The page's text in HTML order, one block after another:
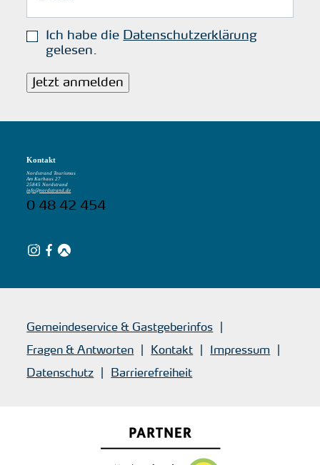
Ich habe die Datenschutzerklärung
gelesen.
Jetzt anmelden
Kontakt
Nordstrand Tourismus
Am Kurhaus 27
25845 Nordstrand
info@nordstrand.de
0 48 42 454
Gemeindeservice & Gastgeberinfos
Fragen & Antworten
Kontakt
Impressum
Datenschutz
Barrierefreiheit